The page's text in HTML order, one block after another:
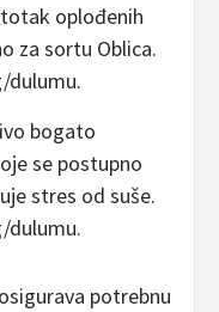
oplođenih
za sortu Oblica.
dulumu.
bogato
se postupno
stres od suše.
dulumu.
potrebnu